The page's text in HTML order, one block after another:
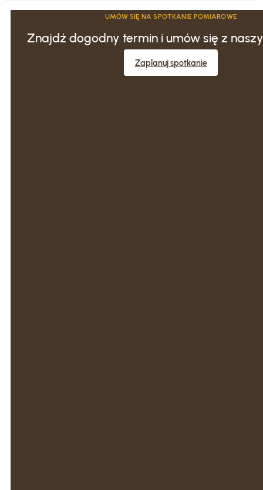
UMÓW SIĘ NA SPOTKANIE POMIAROWE
Znajdź dogodny termin i umów się z
Zaplanuj spotkanie